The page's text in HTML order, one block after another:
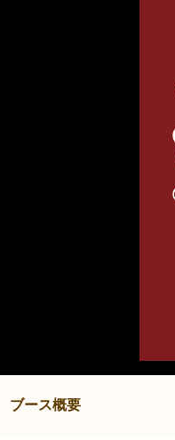
ブース概要